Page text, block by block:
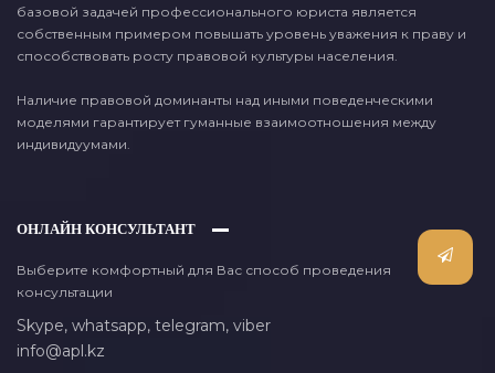
базовой задачей профессионального юриста является
собственным примером повышать уровень уважения к праву и
способствовать росту правовой культуры населения.
Наличие правовой доминанты над иными поведенческими
моделями гарантирует гуманные взаимоотношения между
индивидуумами.
ОНЛАЙН КОНСУЛЬТАНТ
Выберите комфортный для Вас способ проведения
консультации
Skype, whatsapp, telegram, viber
info@apl.kz